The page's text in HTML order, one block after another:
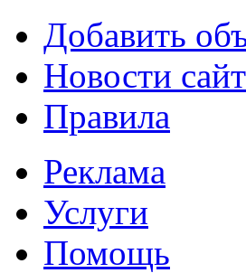
Добавить
Новости
Правила
Реклама
Услуги
Помощь